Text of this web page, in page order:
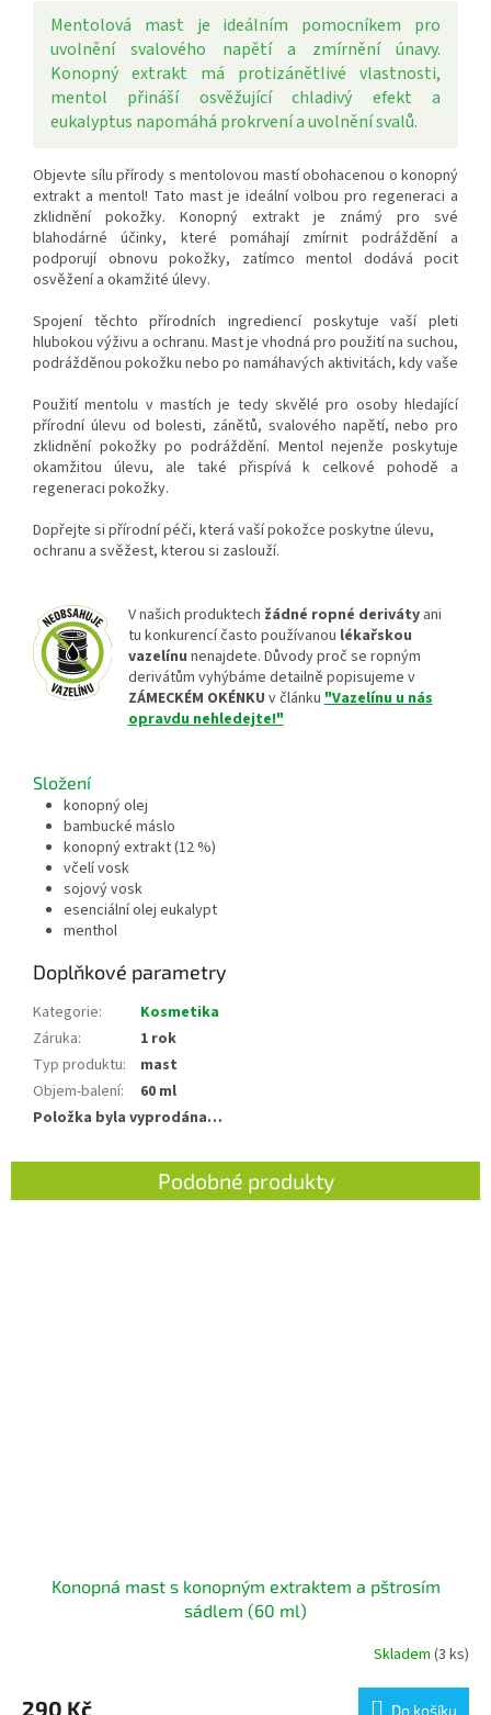
Mentolová mast je ideálním pomocníkem pro
uvolnění svalového napětí a zmírnění únavy.
Konopný extrakt má protizánětlivé vlastnosti,
mentol přináší osvěžující chladivý efekt a
eukalyptus napomáhá prokrvení a uvolnění svalů.
Objevte sílu přírody s mentolovou mastí obohacenou o konopný
extrakt a mentol! Tato mast je ideální volbou pro regeneraci a
zklidnění pokožky. Konopný extrakt je známý pro své
blahodárné účinky, které pomáhají zmírnit podráždění a
podporují obnovu pokožky, zatímco mentol dodává pocit
osvěžení a okamžité úlevy.
Spojení těchto přírodních ingrediencí poskytuje vaší pleti
hlubokou výživu a ochranu. Mast je vhodná pro použití na suchou,
podrážděnou pokožku nebo po namáhavých aktivitách, kdy vaše
Použití mentolu v mastích je tedy skvělé pro osoby hledající
přírodní úlevu od bolesti, zánětů, svalového napětí, nebo pro
zklidnění pokožky po podráždění. Mentol nejenže poskytuje
okamžitou úlevu, ale také přispívá k celkové pohodě a
regeneraci pokožky.
Dopřejte si přírodní péči, která vaší pokožce poskytne úlevu,
ochranu a svěžest, kterou si zaslouží.
V našich produktech žádné ropné derivátyani
tu konkurencí často používanou lékařskou
vazelínu nenajdete. Důvody proč se ropným
derivátům vyhýbáme detailně popisujeme v
ZÁMECKÉM OKÉNKU v článku"Vazelínu u nás
opravdu nehledejte!"
Složení
konopný olej
bambucké máslo
konopný extrakt (12 %)
včelí vosk
sojový vosk
esenciální olej eukalypt
menthol
Doplňkové parametry
Kategorie:
Kosmetika
Záruka:
1 rok
Typ produktu:
mast
Objem-balení:
60 ml
Položka byla vyprodána…
Konopná mast s konopným extraktem a pštrosím
sádlem (60 ml)
produktu
Skladem(3 ks)
290 Kč Do košíku